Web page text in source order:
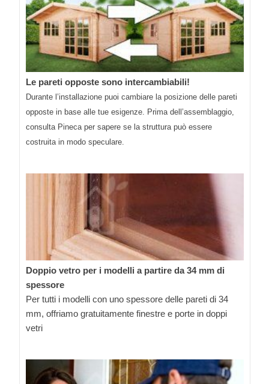
Le pareti opposte sono intercambiabili!
Durante l’installazione puoi cambiare la posizione delle pareti
opposte in base alle tue esigenze. Prima dell’assemblaggio,
consulta Pineca per sapere se la struttura può essere
costruita in modo speculare.
Doppio vetro per i modelli a partire da 34 mm di
spessore
Per tutti i modelli con uno spessore delle pareti di 34
mm, offriamo gratuitamente finestre e porte in doppi
vetri